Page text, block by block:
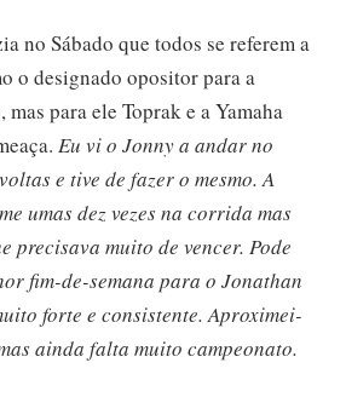
no Sábado que todos se referem a
o designado opositor para a
para ele Toprak e a Yamaha
Eu vi o Jonny a andar no
e tive de fazer o mesmo. A
umas dez vezes na corrida mas
precisava muito de vencer. Pode
fim-de-semana para o Jonathan
forte e consistente. Aproximei-
ainda falta muito campeonato.